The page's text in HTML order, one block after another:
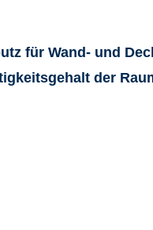
für Wand- und
der